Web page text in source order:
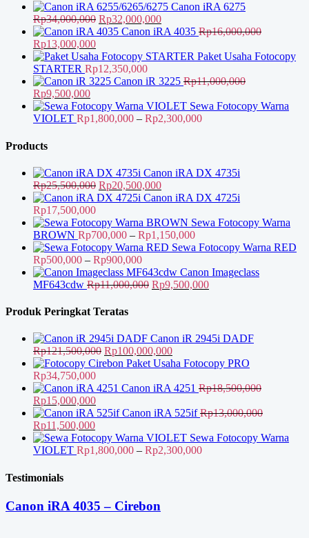
Canon iRA 6275
Rp34,000,000 Harga
aslinya
Rp34,000,000.
Rp32,000,000Harga
saat
adalah:
Canon iRA 4035 Rp16,000,000
Harga
aslinya
adalah:
Rp16,000,000.
Rp13,000,000Harga
saat
ini
adalah:
Paket Usaha Fotocopy
STARTER Rp12,350,000
Canon iR 3225 Rp11,000,000
Harga
aslinya
adalah:
Rp9,500,000Harga
saat
ini
Sewa Fotocopy Warna
VIOLET Rp1,800,000 – Rp2,300,000Rentang
Rp2,300,000
Products
Canon iRA DX 4735i
Rp25,500,000 Harga
aslinya
Rp25,500,000.
Rp20,500,000Harga
saat
adalah:
Rp20,500,000.
Canon iRA DX 4725i
Rp17,500,000
Sewa Fotocopy Warna
BROWN Rp700,000 – Rp1,150,000Rentang
harga:
hingga
Rp1,150,000
Sewa Fotocopy Warna RED
Rp500,000 – Rp900,000Rentang
harga:
Rp500,000
Canon Imageclass
MF643cdw Rp11,000,000 Harga
Rp9,500,000Harga
Rp9,500,000.
Produk Peringkat Teratas
Canon iR 2945i DADF
Rp121,500,000 Harga
aslinya
Rp121,500,000.
Rp100,000,000Harga
saat
adalah:
Paket Usaha Fotocopy PRO
Rp34,750,000
Canon iRA 4251 Rp18,500,000
Harga
aslinya
adalah:
Rp18,500,000.
Rp15,000,000Harga
saat
adalah:
Rp15,000,000.
Canon iRA 525if Rp13,000,000
Harga
aslinya
adalah:
Rp11,500,000Harga
saat
ini
Sewa Fotocopy Warna
VIOLET Rp1,800,000 – Rp2,300,000Rentang
Testimonials
Canon iRA 4035 – Cirebon